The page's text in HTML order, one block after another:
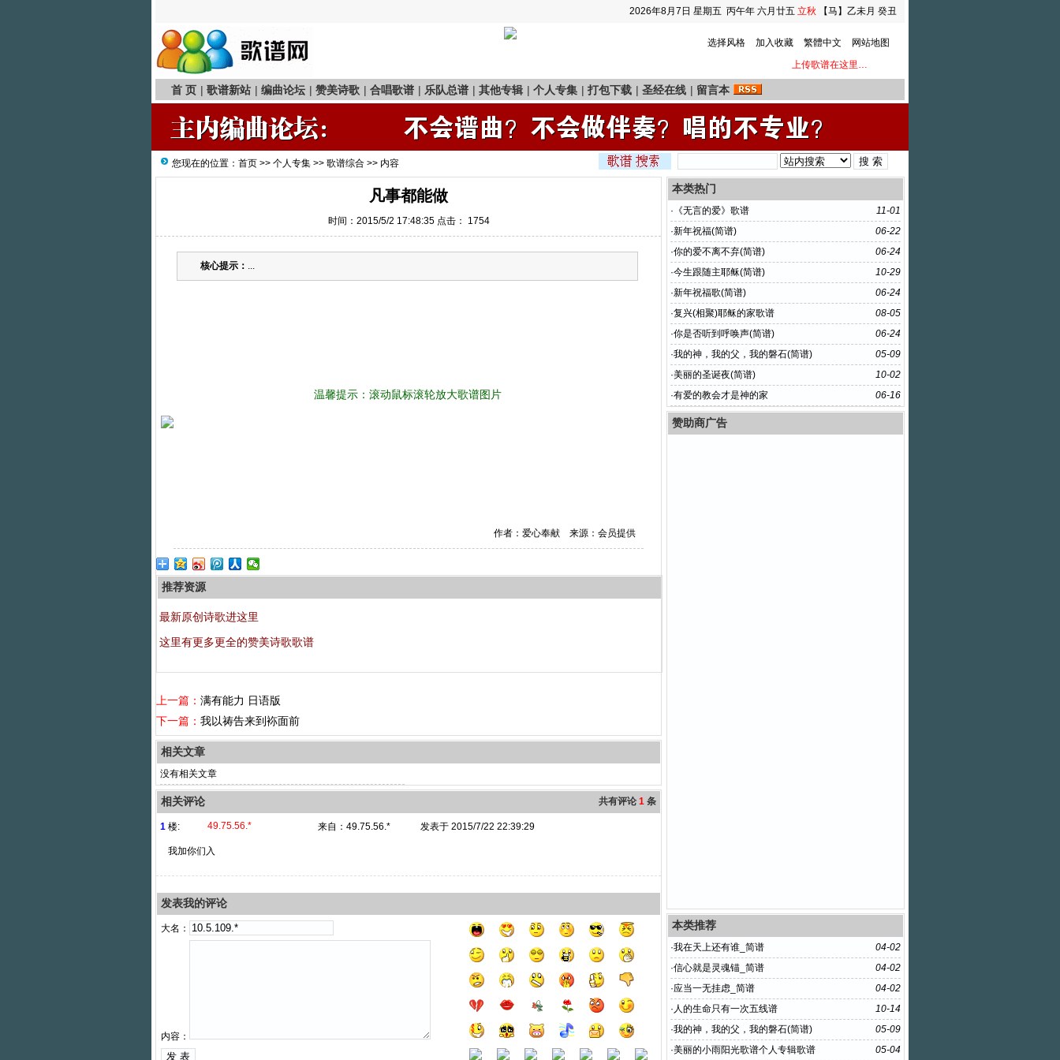
2026年8月7日 星期五 丙午年 六月廿五 立秋
【马】乙未月 癸丑
选择风格
加入收藏 繁體中文
网站地图
上传歌谱在这里…
首 页 | 歌谱新站 | 编曲论坛 | 赞美诗歌 | 合唱歌谱 | 乐队总谱 | 其他专辑 | 个人专集 | 打包下载 | 圣经在线 | 留言本
您现在的位置： 首页 >> 个人专集 >> 歌谱综合 >> 内容
凡事都能做
时间：2015/5/2 17:48:35 点击： 1754
核心提示： ...
温馨提示：滚动鼠标滚轮放大歌谱图片
作者：爱心奉献 来源：会员提供
推荐资源
最新原创诗歌进这里
这里有更多更全的赞美诗歌歌谱
上一篇： 满有能力 日语版
下一篇： 我以祷告来到袮面前
相关文章
没有相关文章
共有评论 1 条
相关评论
1 楼: 49.75.56.* 来自： 49.75.56.* 发表于 2015/7/22 22:39:29
我加你们入
发表我的评论
大名：
内容：
本类热门
11-01
· 《无言的爱》歌谱
06-22
·新年祝福(简谱)
06-24
·你的爱不离不弃(简谱)
10-29
·今生跟随主耶稣(简谱)
06-24
·新年祝福歌(简谱)
08-05
·复兴(相聚)耶稣的家歌谱
06-24
·你是否听到呼唤声(简谱)
05-09
·我的神，我的父，我的磐石(简谱)
10-02
·美丽的圣诞夜(简谱)
06-16
·有爱的教会才是神的家
赞助商广告
本类推荐
04-02
·我在天上还有谁_简谱
04-02
·信心就是灵魂锚_简谱
04-02
·应当一无挂虑_简谱
10-14
· 人的生命只有一次五线谱
05-09
·我的神，我的父，我的磐石(简谱)
05-04
·美丽的小雨阳光歌谱个人专辑歌谱